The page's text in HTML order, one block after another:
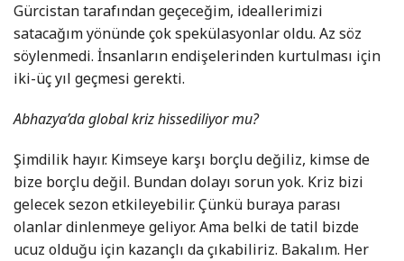
Gürcistan tarafından geçeceğim, ideallerimizi
satacağım yönünde çok spekülasyonlar oldu. Az söz
söylenmedi. İnsanların endişelerinden kurtulması için
iki-üç yıl geçmesi gerekti.
Abhazya’da global kriz hissediliyor mu?
Şimdilik hayır. Kimseye karşı borçlu değiliz, kimse de
bize borçlu değil. Bundan dolayı sorun yok. Kriz bizi
gelecek sezon etkileyebilir. Çünkü buraya parası
olanlar dinlenmeye geliyor. Ama belki de tatil bizde
ucuz olduğu için kazançlı da çıkabiliriz. Bakalım. Her